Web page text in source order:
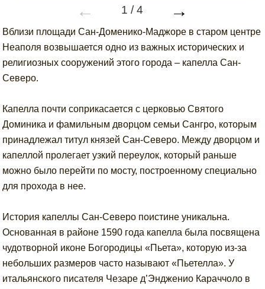
← 1 /4 →
Вблизи площади Сан-Доменико-Маджоре в старом центре
Неаполя возвышается одно из важных исторических и
религиозных сооружений этого города – капелла Сан-
Северо.
Капелла почти соприкасается с церковью Святого
Доминика и фамильным дворцом семьи Сангро, которым
принадлежал титул князей Сан-Северо. Между дворцом и
капеллой пролегает узкий переулок, который раньше
можно было перейти по мосту, построенному специально
для прохода в нее.
История капеллы Сан-Северо поистине уникальна.
Основанная в районе 1590 года капелла была посвящена
чудотворной иконе Богородицы «Пьета», которую из-за
небольших размеров часто называют «Пьетелла». У
итальянского писателя Чезаре д’Эндженио Караччоло в